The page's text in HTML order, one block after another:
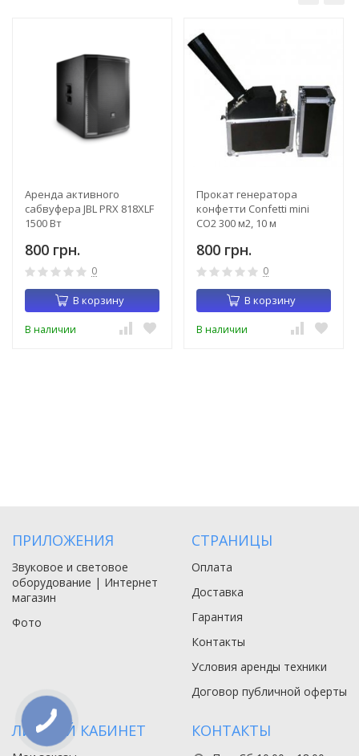
Аренда активного
сабвуфера JBL PRX 818XLF
1500 Вт
800 грн.
0
В корзину
В наличии
Прокат генератора
конфетти Confetti mini
CO2 300 м2, 10 м
800 грн.
0
В корзину
В наличии
ПРИЛОЖЕНИЯ
Звуковое и световое
оборудование | Интернет
магазин
Фото
СТРАНИЦЫ
Оплата
Доставка
Гарантия
Контакты
Условия аренды техники
Договор публичной оферты
ЛИЧНЫЙ КАБИНЕТ КОНТАКТЫ